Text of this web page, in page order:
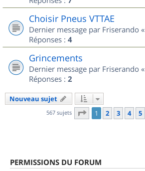
Choisir Pneus VTTAE
Dernier message par Friserando «
Réponses : 4
Grincements
Dernier message par Friserando «
Réponses : 2
Nouveau sujet
567 sujets Page 1sur
1 2 3 4 5
PERMISSIONS DU FORUM